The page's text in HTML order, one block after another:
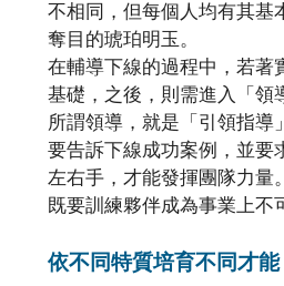
不相同，但每個人均有其基
奪目的琥珀明玉。
在輔導下線的過程中，若著
基礎，之後，則需進入「領
所謂領導，就是「引領指導
要告訴下線成功案例，並要
左右手，才能發揮團隊力量。
既要訓練夥伴成為事業上不
依不同特質培育不同才能